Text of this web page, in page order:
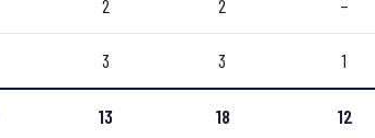
2 2 –
3 3 1
13 18 12